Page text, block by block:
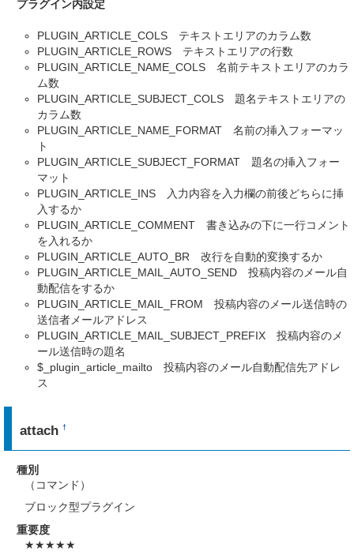
プラグイン内設定
PLUGIN_ARTICLE_COLS テキストエリアのカラム数
PLUGIN_ARTICLE_ROWS テキストエリアの行数
PLUGIN_ARTICLE_NAME_COLS 名前テキストエリアのカラ
ム数
PLUGIN_ARTICLE_SUBJECT_COLS 題名テキストエリアの
カラム数
PLUGIN_ARTICLE_NAME_FORMAT 名前の挿入フォーマッ
ト
PLUGIN_ARTICLE_SUBJECT_FORMAT 題名の挿入フォー
マット
PLUGIN_ARTICLE_INS 入力内容を入力欄の前後どちらに挿
入するか
PLUGIN_ARTICLE_COMMENT 書き込みの下に一行コメント
を入れるか
PLUGIN_ARTICLE_AUTO_BR 改行を自動的変換するか
PLUGIN_ARTICLE_MAIL_AUTO_SEND 投稿内容のメール自
動配信をするか
PLUGIN_ARTICLE_MAIL_FROM 投稿内容のメール送信時の
送信者メールアドレス
PLUGIN_ARTICLE_MAIL_SUBJECT_PREFIX 投稿内容のメ
ール送信時の題名
$_plugin_article_mailto 投稿内容のメール自動配信先アドレ
ス
attach†
種別
（コマンド）
ブロック型プラグイン
重要度
★★★★★